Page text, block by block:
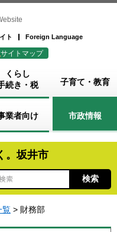
ト Foreign Language
サイトマップ
くらし
続き・税
子育て・教育
業者向け 市政情報
。坂井市
覧 > 財務部